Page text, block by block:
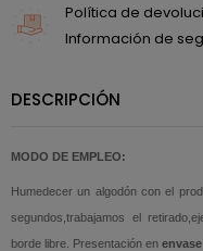
Política de
Información de
DESCRIPCIÓN
MODO DE EMPLEO:
Humedecer un algodón con el
segundos,trabajamos el
borde libre. Presentación en